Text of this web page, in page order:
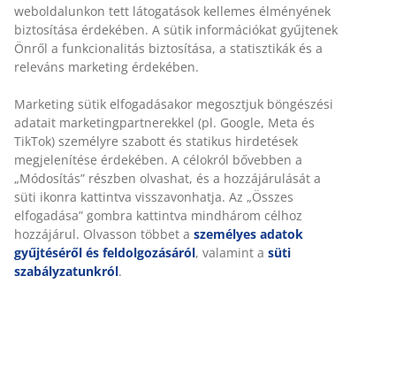
30 napos árgarancia minden termékre
Rugalmas házhozszállítás
Gyors és egyszerű házhozszállítás, ahogy Ön szeretné
Fekete polyrattan kerti kaspó, modern szövött
dizájnnal. Magas kialakítása ideális teraszokra és
erkélyekre. Fagyálló anyaga alkalmassá teszi egész éves
kültéri használatra. Vízelvezető lyuk könnyen
kialakítható rajta. SZ36 x H36 x MA70 cm
SKU: 6426007
weboldalunkon tett látogatások kellemes élményének
biztosítása érdekében. A sütik információkat gyűjtenek
Önről a funkcionalitás biztosítása, a statisztikák és a
releváns marketing érdekében.
Marketing sütik elfogadásakor megosztjuk böngészési
adatait marketingpartnerekkel (pl. Google, Meta és
TikTok) személyre szabott és statikus hirdetések
megjelenítése érdekében. A célokról bővebben a
„Módosítás” részben olvashat, és a hozzájárulását a
süti ikonra kattintva visszavonhatja. Az „Összes
elfogadása” gombra kattintva mindhárom célhoz
hozzájárul. Olvasson többet a személyes adatok
gyűjtéséről és feldolgozásáról, valamint a süti
szabályzatunkról.